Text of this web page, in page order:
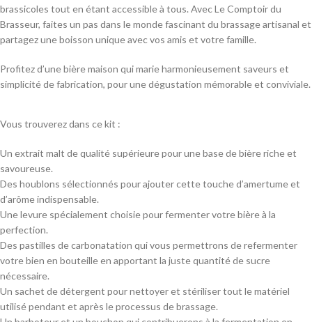
brassicoles tout en étant accessible à tous. Avec Le Comptoir du
Brasseur, faites un pas dans le monde fascinant du brassage artisanal et
partagez une boisson unique avec vos amis et votre famille.
Profitez d’une bière maison qui marie harmonieusement saveurs et
simplicité de fabrication, pour une dégustation mémorable et conviviale.
Vous trouverez dans ce kit :
Un extrait malt de qualité supérieure pour une base de bière riche et
savoureuse.
Des houblons sélectionnés pour ajouter cette touche d’amertume et
d’arôme indispensable.
Une levure spécialement choisie pour fermenter votre bière à la
perfection.
Des pastilles de carbonatation qui vous permettrons de refermenter
votre bien en bouteille en apportant la juste quantité de sucre
nécessaire.
Un sachet de détergent pour nettoyer et stériliser tout le matériel
utilisé pendant et après le processus de brassage.